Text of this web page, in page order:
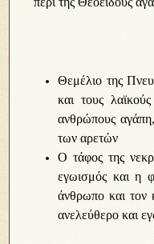
Θεμέλιο της
και τους
ανθρώπους
των αρετών
Ο τάφος της
εγωισμός και η
άνθρωπο και τον
ανελεύθερο και